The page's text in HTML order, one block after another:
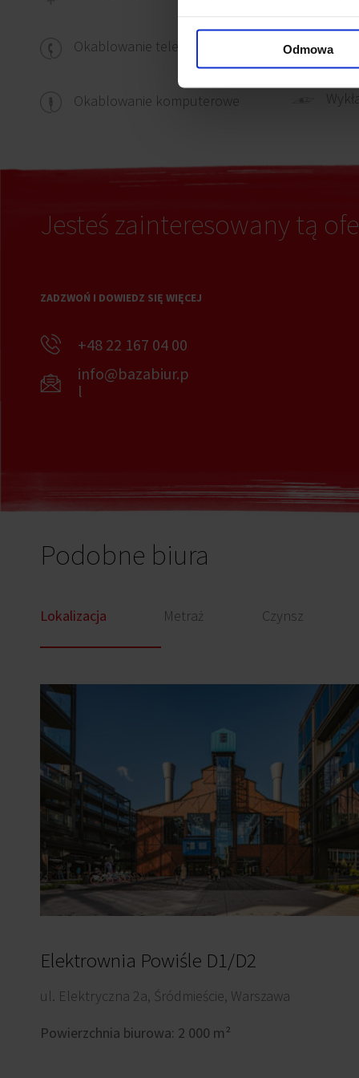
Odmowa
Okablowanie telefoniczne
Okablowanie komputerowe
Jesteś zainteresowany tą
ZADZWOŃ I DOWIEDZ SIĘ WIĘCEJ
+48 22 167 04 00
info@bazabiur.p
l
Podobne biura
Lokalizacja Metraż Czynsz
Elektrownia Powiśle D1/D2
ul. Elektryczna 2a, Śródmieście, Warszawa
Powierzchnia biurowa: 2 000 m²